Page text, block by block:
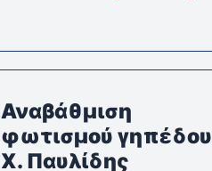
Αναβάθμιση
φωτισμού γηπέδου
Χ. Παυλίδης